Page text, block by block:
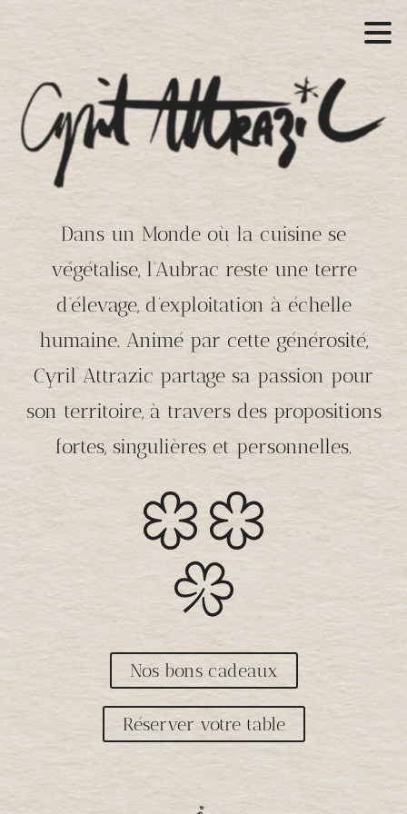
Dans un Monde où la cuisine se
végétalise, l’Aubrac reste une terre
d’élevage, d’exploitation à échelle
humaine. Animé par cette générosité,
Cyril Attrazic partage sa passion pour
son territoire, à travers des propositions
fortes, singulières et personnelles.
Nos bons cadeaux
Réserver votre table